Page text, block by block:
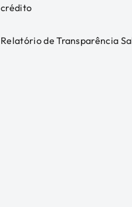
crédito
Relatório de Transparência